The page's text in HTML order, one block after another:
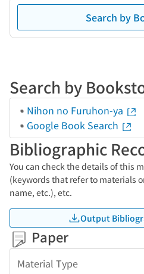
Search by
Search by
Nihon no Furuhon-ya
Google Book Search
Bibliographic
You can check the details of this
(keywords that refer to materials
name, etc.), etc.
Output
Paper
Material Type